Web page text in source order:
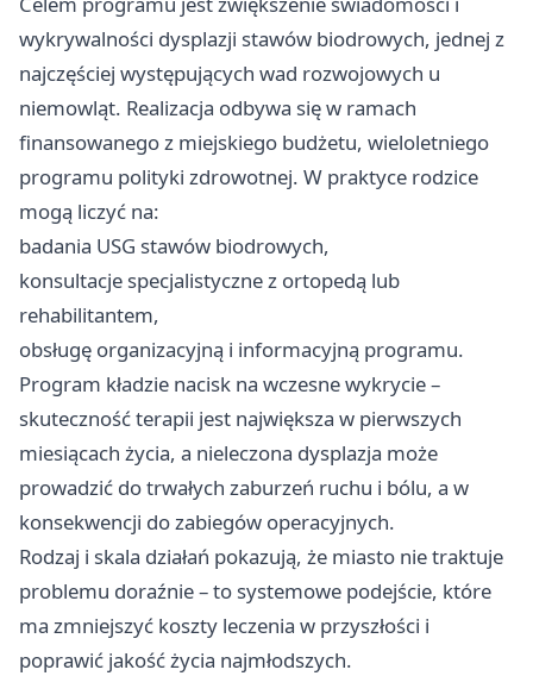
wykrywalności dysplazji stawów biodrowych, jednej z
najczęściej występujących wad rozwojowych u
niemowląt. Realizacja odbywa się w ramach
finansowanego z miejskiego budżetu, wieloletniego
programu polityki zdrowotnej. W praktyce rodzice
mogą liczyć na:
badania USG stawów biodrowych,
konsultacje specjalistyczne z ortopedą lub
rehabilitantem,
obsługę organizacyjną i informacyjną programu.
Program kładzie nacisk na wczesne wykrycie –
skuteczność terapii jest największa w pierwszych
miesiącach życia, a nieleczona dysplazja może
prowadzić do trwałych zaburzeń ruchu i bólu, a w
konsekwencji do zabiegów operacyjnych.
Rodzaj i skala działań pokazują, że miasto nie traktuje
problemu doraźnie – to systemowe podejście, które
ma zmniejszyć koszty leczenia w przyszłości i
poprawić jakość życia najmłodszych.